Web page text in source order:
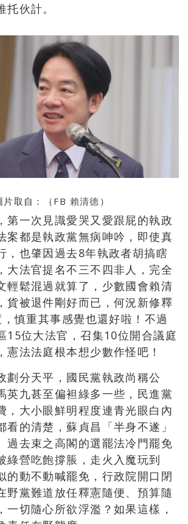
伙計。
片取自：（FB 賴清德 ）
第一次見識愛哭又愛跟屁的執政
案都是執政黨無病呻吟，即使真
，也肇因過去8年執政者胡搞瞎
大法官提名不三不四非人，完全
輕鬆混過就算了，少數國會賴清
貨被退件剛好而已，何況新修釋
慎重其事感覺也還好啦！不過
15位大法官，召集10位開合議庭
憲法法庭根本想少數作怪吧！
劃分天平，國民黨執政尚稱公
英九甚至偏袒綠多一些，民進黨
，大小眼鮮明程度連青光眼白內
看的清楚，蘇貞昌「半身不遂」
過去束之高閣的選罷法冷門罷免
綠營吃飽撐脹，走火入魔玩到
的動不動喊罷免，行政院開口閉
野黨難道放任釋憲隨便、預算隨
一切隨心所欲浮濫？如果這樣，